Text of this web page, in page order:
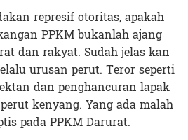
represif otoritas, apakah
PPKM bukanlah ajang
dan rakyat. Sudah jelas kan
urusan perut. Teror seperti
dan penghancuran lapak
kenyang. Yang ada malah
pada PPKM Darurat.